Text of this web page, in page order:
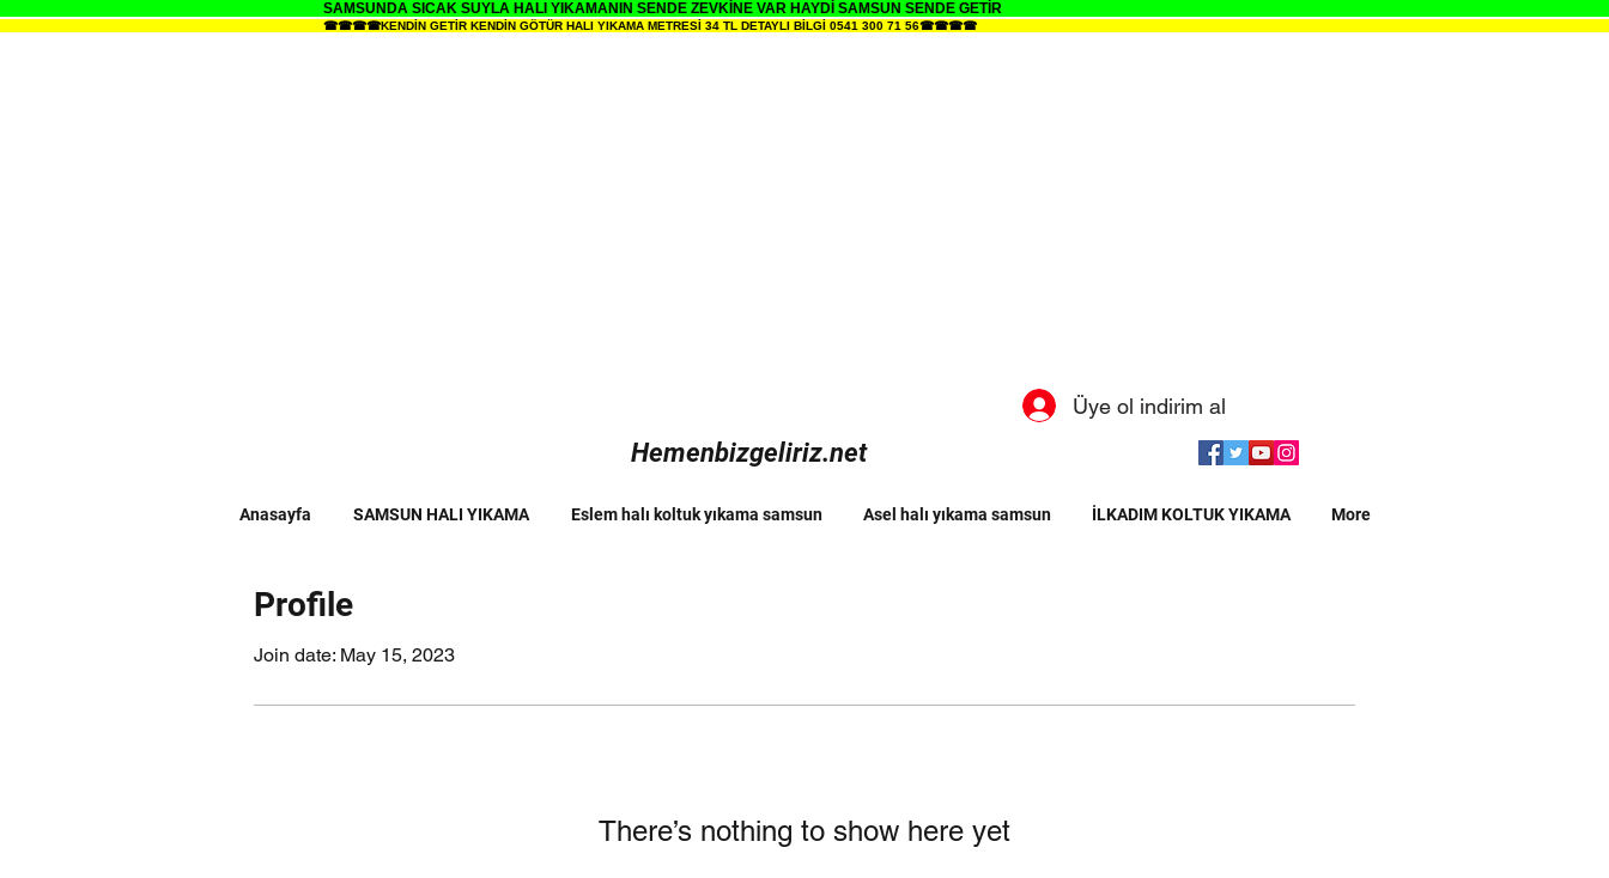
SAMSUNDA SICAK SUYLA HALI YIKAMANIN SENDE ZEVKİNE VAR HAYDİ SAMSUN SENDE GETİR
☎☎☎☎KENDİN GETİR KENDİN GÖTÜR HALI YIKAMA METRESİ 34 TL DETAYLI BİLGİ 0541 300 71 56☎☎☎☎
Üye ol indirim al
Hemenbizgeliriz.net
Anasayfa SAMSUN HALI YIKAMA Eslem halı koltuk yıkama samsun Asel halı yıkama samsun İLKADIM KOLTUK YIKAMA More
Profile
Join date: May 15, 2023
There’s nothing to show here yet